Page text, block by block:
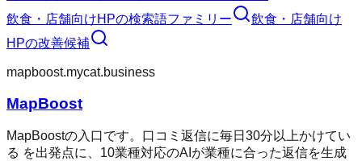
飲食・店舗向けHPの検索語ファミリー
飲食・店舗向け
HPの改善候補
mapboost.mycat.business
MapBoost
MapBoostの入口です。口コミ返信に毎日30分以上かけてい
る を出発点に、10業種対応のAIが業種に合った返信を生成